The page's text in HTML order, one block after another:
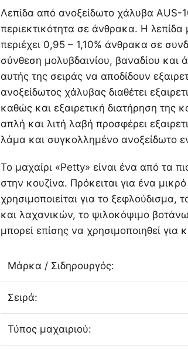
Λεπίδα από ανοξείδωτο χάλυβα AUS-
περιεκτικότητα σε άνθρακα. Η λεπίδα
περιέχει 0,95 – 1,10% άνθρακα σε
σύνθεση μολυβδαινίου, βαναδίου και
αυτής της σειράς να αποδίδουν
ανοξείδωτος χάλυβας διαθέτει
καθώς και εξαιρετική διατήρηση της
απλή και λιτή λαβή προσφέρει
λάμα και συγκολλημένο ανοξείδωτο
Το μαχαίρι «Petty» είναι ένα από τα
στην κουζίνα. Πρόκειται για ένα
χρησιμοποιείται για το
και λαχανικών, το ψιλοκόψιμο
μπορεί επίσης να χρησιμοποιηθεί για
Μάρκα / Σιδηρουργός:
Σειρά:
Τύπος μαχαιριού: